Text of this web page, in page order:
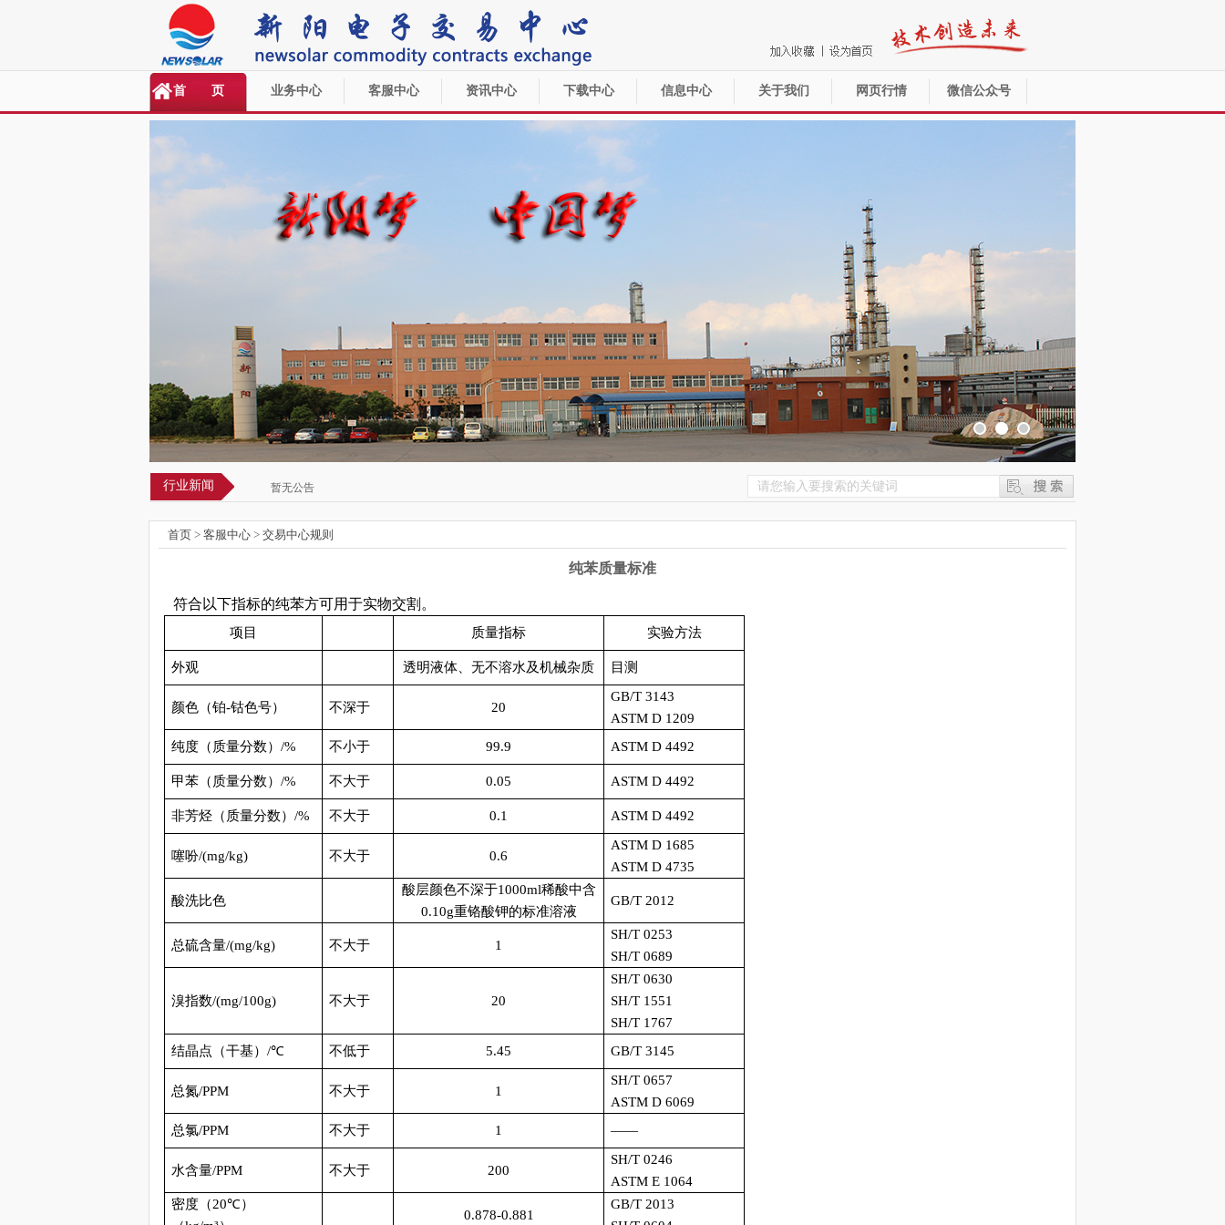
首 页 业务中心 客服中心 资讯中心 下载中心 信息中心 关于我们 网页行情 微信公众号
行业新闻 暂无公告
首页 > 客服中心 > 交易中心规则
纯苯质量标准
符合以下指标的纯苯方可用于实物交割。
项目 质量指标 实验方法
外观 透明液体、无不溶水及机械杂质 目测
颜色（铂-钴色号） 不深于 20
GB/T 3143
ASTM D 1209
纯度（质量分数）/% 不小于 99.9 ASTM D 4492
甲苯（质量分数）/% 不大于 0.05 ASTM D 4492
非芳烃（质量分数）/% 不大于 0.1 ASTM D 4492
噻吩/(mg/kg) 不大于 0.6
ASTM D 1685
ASTM D 4735
酸洗比色
酸层颜色不深于1000ml稀酸中含
0.10g重铬酸钾的标准溶液
GB/T 2012
总硫含量/(mg/kg) 不大于 1
SH/T 0253
SH/T 0689
溴指数/(mg/100g) 不大于 20
SH/T 0630
SH/T 1551
SH/T 1767
结晶点（干基）/℃ 不低于 5.45 GB/T 3145
总氮/PPM 不大于 1
SH/T 0657
ASTM D 6069
总氯/PPM 不大于 1 ——
水含量/PPM 不大于 200
SH/T 0246
ASTM E 1064
密度（20℃）
0.878-0.881
GB/T 2013